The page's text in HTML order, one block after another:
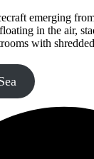
emerging
in the air,
with